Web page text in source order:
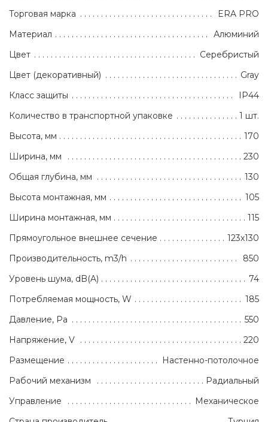
Торговая марка
ERA PRO
Материал
Алюминий
Цвет
Серебристый
Цвет (декоративный)
Gray
Класс защиты
IP44
Количество в транспортной упаковке
1 шт.
Высота, мм
170
Ширина, мм
230
Общая глубина, мм
130
Высота монтажная, мм
105
Ширина монтажная, мм
115
Прямоугольное внешнее сечение
123х130
Производительность, m3/h
850
Уровень шума, dB(A)
74
Потребляемая мощность, W
185
Давление, Pa
550
Напряжение, V
220
Размещение
Настенно-потолочное
Рабочий механизм
Радиальный
Управление
Механическое